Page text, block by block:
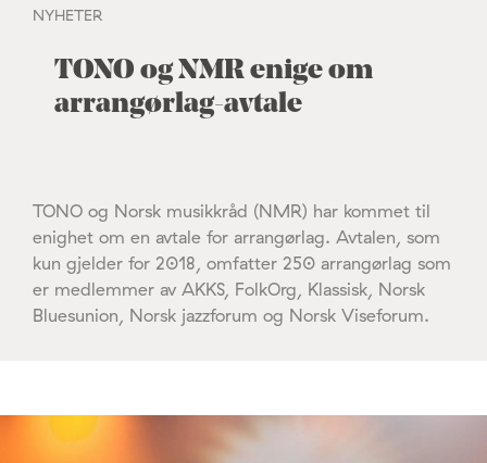
NYHETER
TONO og NMR enige om
arrangørlag-avtale
TONO og Norsk musikkråd (NMR) har kommet til
enighet om en avtale for arrangørlag. Avtalen, som
kun gjelder for 2018, omfatter 250 arrangørlag som
er medlemmer av AKKS, FolkOrg, Klassisk, Norsk
Bluesunion, Norsk jazzforum og Norsk Viseforum.